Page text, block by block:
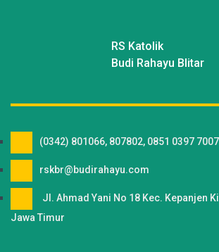
RS Katolik
Budi Rahayu Blitar
(0342) 801066, 807802, 0851 0397 7007
rskbr@budirahayu.com
Jl. Ahmad Yani No 18 Kec. Kepanjen
Jawa Timur